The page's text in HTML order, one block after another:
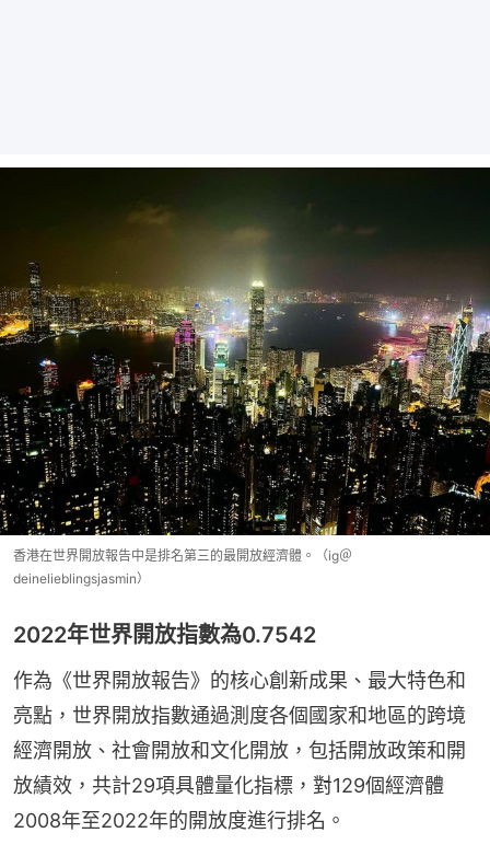
香港在世界開放報告中是排名第三的最開放經濟體。（ig＠
deinelieblingsjasmin）
2022年世界開放指數為0.7542
作為《世界開放報告》的核心創新成果、最大特色和
亮點，世界開放指數通過測度各個國家和地區的跨境
經濟開放、社會開放和文化開放，包括開放政策和開
放績效，共計29項具體量化指標，對129個經濟體
2008年至2022年的開放度進行排名。